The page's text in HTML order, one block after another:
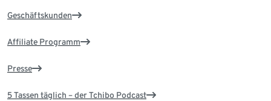
Geschäftskunden
Affiliate Programm
Presse
5 Tassen täglich – der Tchibo Podcast